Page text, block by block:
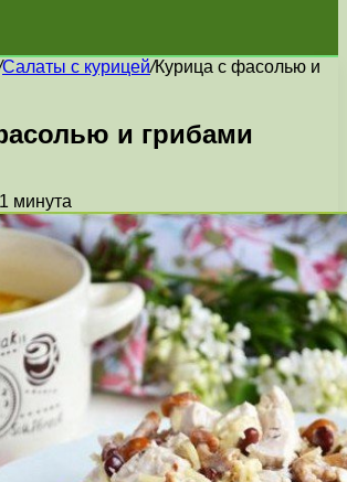
Салаты с курицей/Курица с фасолью и
и грибами
минута